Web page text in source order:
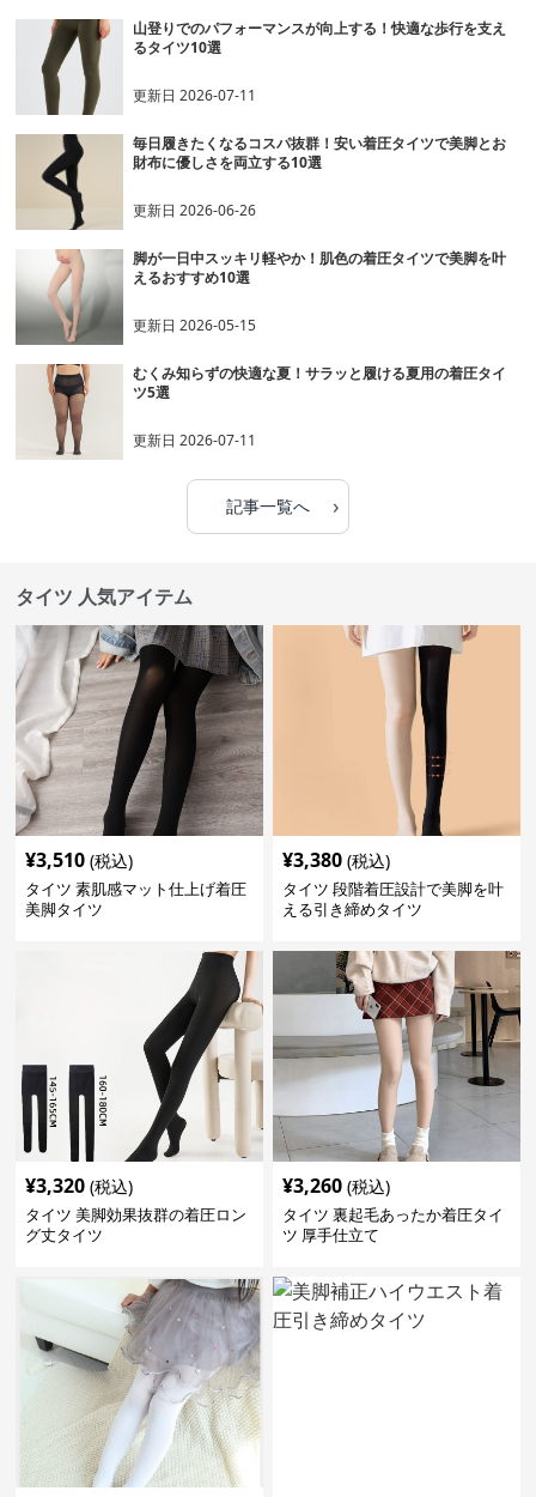
山登りでのパフォーマンスが向上する！快適な歩行を支え
るタイツ10選
更新日2026-07-11
毎日履きたくなるコスパ抜群！安い着圧タイツで美脚とお
財布に優しさを両立する10選
更新日2026-06-26
脚が一日中スッキリ軽やか！肌色の着圧タイツで美脚を叶
えるおすすめ10選
更新日2026-05-15
むくみ知らずの快適な夏！サラッと履ける夏用の着圧タイ
ツ5選
更新日2026-07-11
記事一覧へ ›
タイツ 人気アイテム
¥3,510 (税込)
タイツ 素肌感マット仕上げ着圧
美脚タイツ
¥3,380 (税込)
タイツ 段階着圧設計で美脚を叶
える引き締めタイツ
¥3,320 (税込)
タイツ 美脚効果抜群の着圧ロン
グ丈タイツ
¥3,260 (税込)
タイツ 裏起毛あったか着圧タイ
ツ 厚手仕立て